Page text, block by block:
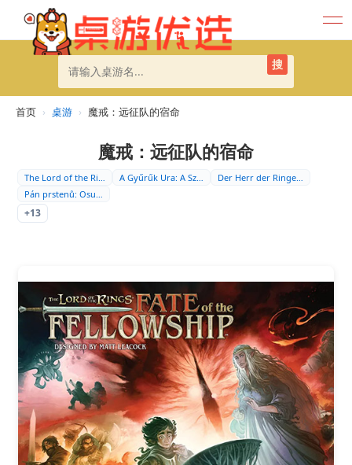
搜
首页 › 桌游 › 魔戒：远征队的宿命
魔戒：远征队的宿命
The Lord of the Ri… A Gyűrűk Ura: A Sz…
Der Herr der Ringe…
Pán prstenů: Osu…
+13